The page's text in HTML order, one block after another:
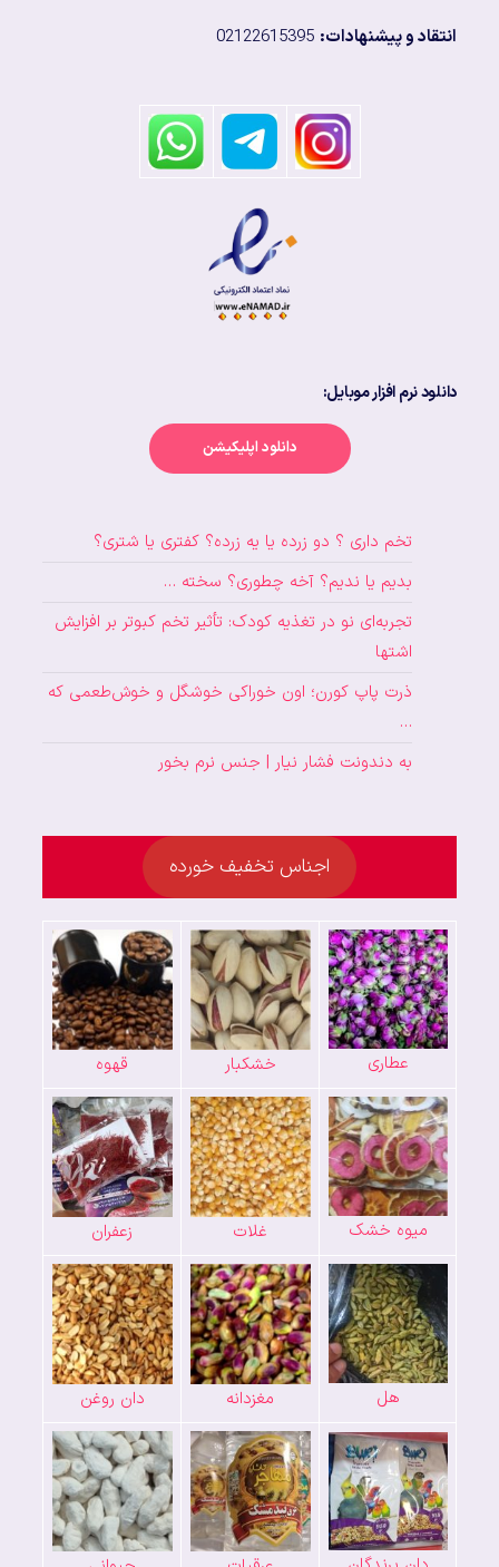
انتقاد و پیشنهادات:
دانلود نرم افزار موبایل:
دانلود اپلیکیشن
تخم داری ؟ دو زرده یا یه زرده؟ کفتری یا شتری؟
بدیم یا ندیم؟ آخه چطوری؟ سخته …
تجربه‌ای نو در تغذیه کودک: تأثیر تخم کبوتر بر افزایش
اشتها
ذرت پاپ کورن؛ اون خوراکی خوشگل و خوش‌طعمی که
…
به دندونت فشار نیار | جنس نرم بخور
اجناس تخفیف خورده
عطاری خشکبار قهوه
میوه خشک غلات زعفران
هل مغزدانه دان روغن